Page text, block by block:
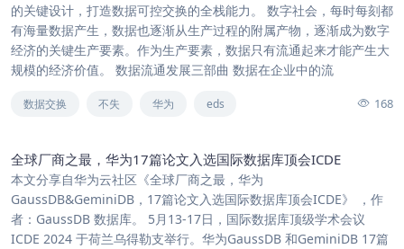
的关键设计，打造数据可控交换的全栈能力。 数字社会，每时每刻都
有海量数据产生，数据也逐渐从生产过程的附属产物，逐渐成为数字
经济的关键生产要素。作为生产要素，数据只有流通起来才能产生大
规模的经济价值。 数据流通发展三部曲 数据在企业中的流
数据交换 不失 华为 eds 168
全球厂商之最，华为17篇论文入选国际数据库顶会ICDE
本文分享自华为云社区《全球厂商之最，华为
GaussDB&GeminiDB，17篇论文入选国际数据库顶会ICDE》 ，作
者：GaussDB 数据库。 5月13-17日，国际数据库顶级学术会议
ICDE 2024 于荷兰乌得勒支举行。华为GaussDB 和GeminiDB 17篇